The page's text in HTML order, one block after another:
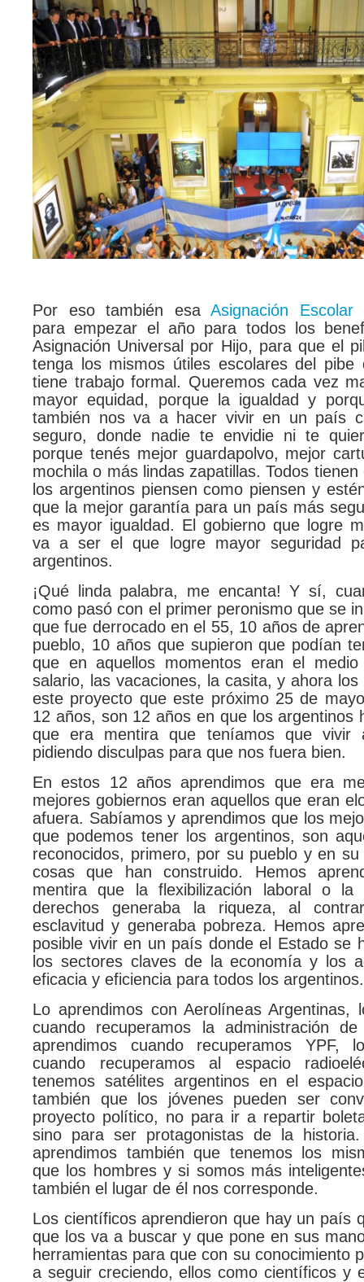
Por eso también esa Asignación Escolar
para empezar el año para todos los
Asignación Universal por Hijo, para que el
tenga los mismos útiles escolares del pibe
tiene trabajo formal. Queremos cada vez
mayor equidad, porque la igualdad y
también nos va a hacer vivir en un país
seguro, donde nadie te envidie ni te
porque tenés mejor guardapolvo, mejor
mochila o más lindas zapatillas. Todos
los argentinos piensen como piensen y
que la mejor garantía para un país más
es mayor igualdad. El gobierno que logre
va a ser el que logre mayor seguridad
argentinos.
¡Qué linda palabra, me encanta! Y sí,
como pasó con el primer peronismo que se
que fue derrocado en el 55, 10 años de
pueblo, 10 años que supieron que podían
que en aquellos momentos eran el medio
salario, las vacaciones, la casita, y ahora los
este proyecto que este próximo 25 de
12 años, son 12 años en que los argentinos
que era mentira que teníamos que vivir
pidiendo disculpas para que nos fuera bien.
En estos 12 años aprendimos que era
mejores gobiernos eran aquellos que eran
afuera. Sabíamos y aprendimos que los
que podemos tener los argentinos, son
reconocidos, primero, por su pueblo y en
cosas que han construido. Hemos
mentira que la flexibilización laboral o la
derechos generaba la riqueza, al
esclavitud y generaba pobreza. Hemos
posible vivir en un país donde el Estado se
los sectores claves de la economía y los
eficacia y eficiencia para todos los argentinos.
Lo aprendimos con Aerolíneas Argentinas,
cuando recuperamos la administración
aprendimos cuando recuperamos YPF,
cuando recuperamos al espacio
tenemos satélites argentinos en el
también que los jóvenes pueden ser
proyecto político, no para ir a repartir
sino para ser protagonistas de la
aprendimos también que tenemos los
que los hombres y si somos más
también el lugar de él nos corresponde.
Los científicos aprendieron que hay un país
que los va a buscar y que pone en sus
herramientas para que con su conocimiento
a seguir creciendo, ellos como científicos y